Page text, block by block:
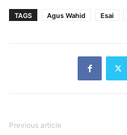
TAGS Agus Wahid Esai
Previous article